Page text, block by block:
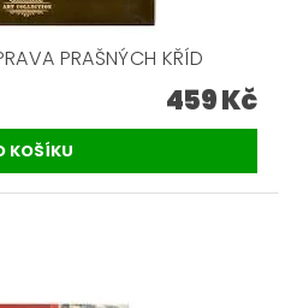
PRAŠNÝCH KŘÍD
459 Kč